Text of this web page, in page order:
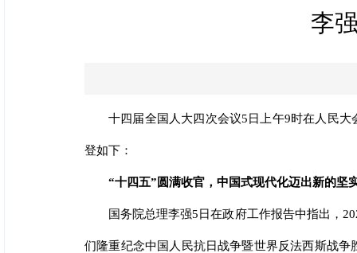
李
十四届全国人大四次会议5日上午9时在人民
登如下：
“十四五”圆满收官，中国式现代化迈出新的坚
国务院总理李强5日在政府工作报告中指出，
们隆重纪念中国人民抗日战争暨世界反法西斯战